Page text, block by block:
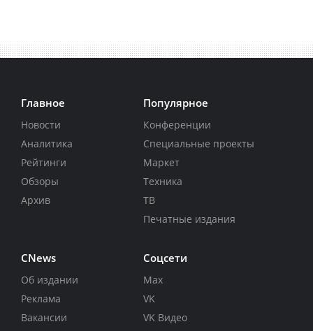
Главное
Новости
Аналитика
Рейтинги
Обзоры
Архив
Популярное
Конференции
Специальные проекты
Маркет
Техника
ТВ
Печатные издания
CNews
Об издании
Реклама
Вакансии
Соцсети
Max
VK
VK Видео